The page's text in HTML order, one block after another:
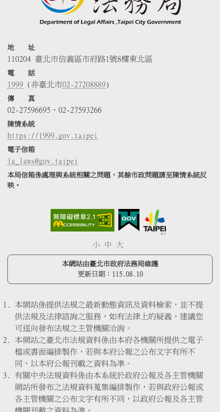
地 址
110204 臺北市信義區市府路1號8樓東北區
電 話
1999 (非臺北市02-27208889)
傳 真
02-27596695、02-27593266
陳情系統
https://1999.gov.taipei
電子信箱
la_laws@gov.taipei
本局信箱係處理與系統相關之問題，其餘市政問題請至陳情系統反
映。
小 中 大
本網站由臺北市政府法務局維護
更新日期： 115.08.10
本網站係提供法規之最新動態資訊及資料檢索，並不提
供法規及法律諮詢之服務，如有法律上的疑義，建議您
可逕向發布法規之主管機關洽詢。
本網站之臺北市法規資料係由本府各機關所提供之電子
檔或書面編排製作，若與本府公報之公布文字有所不
同，以本府公報刊載之資料為準。
有關中央法規資料係由本系統於政府公報及各主管機關
網站所發布之法規資料蒐集編排製作，若與政府公報或
各主管機關之公布文字有所不同，以政府公報及各主管
機關刊載之資料為準。